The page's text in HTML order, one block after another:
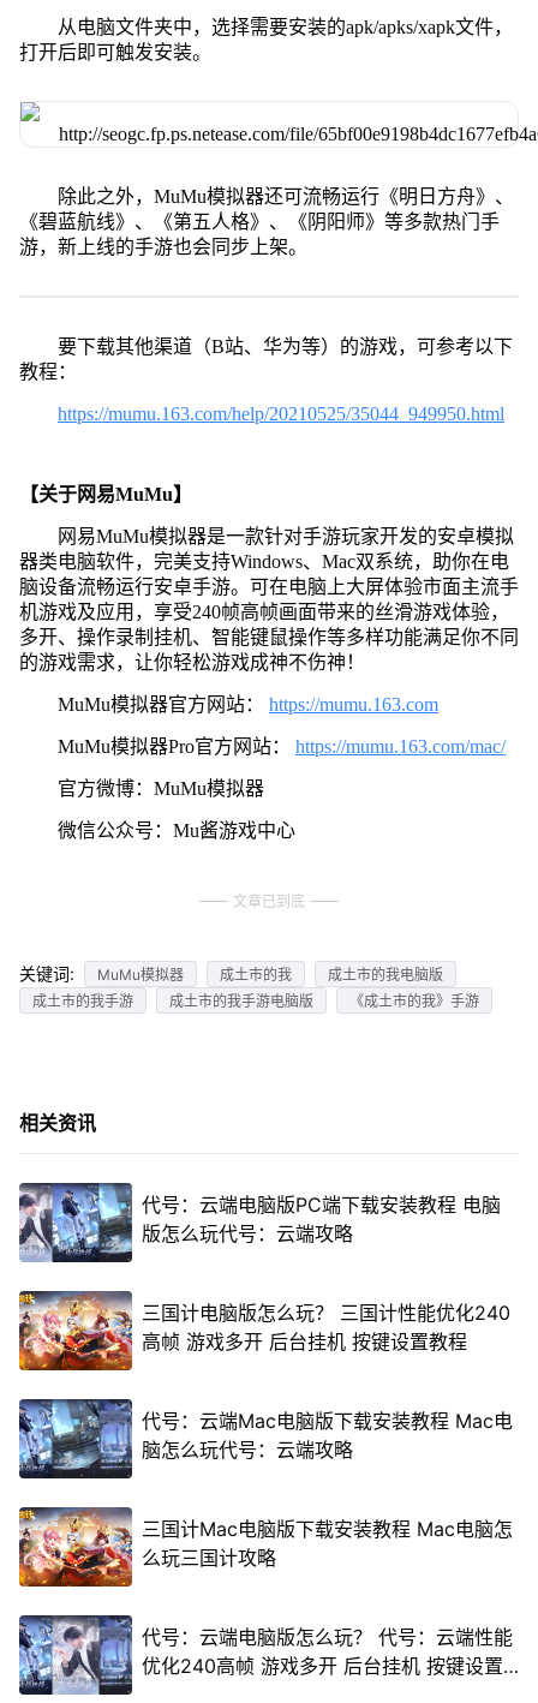
从电脑文件夹中，选择需要安装的apk/apks/xapk文件，
打开后即可触发安装。
除此之外，MuMu模拟器还可流畅运行《明日方舟》、
《碧蓝航线》、《第五人格》、《阴阳师》等多款热门手
游，新上线的手游也会同步上架。
要下载其他渠道（B站、华为等）的游戏，可参考以下
教程：
https://mumu.163.com/help/20210525/35044_949950.html
【关于网易MuMu】
网易MuMu模拟器是一款针对手游玩家开发的安卓模拟
器类电脑软件，完美支持Windows、Mac双系统，助你在电
脑设备流畅运行安卓手游。可在电脑上大屏体验市面主流手
机游戏及应用，享受240帧高帧画面带来的丝滑游戏体验，
多开、操作录制挂机、智能键鼠操作等多样功能满足你不同
的游戏需求，让你轻松游戏成神不伤神！
MuMu模拟器官方网站： https://mumu.163.com
MuMu模拟器Pro官方网站： https://mumu.163.com/mac/
官方微博：MuMu模拟器
微信公众号：Mu酱游戏中心
文章已到底
关键词: MuMu模拟器 成土市的我
成土市的我电脑版
成土市的我手游
成土市的我手游电脑版 《成土市的我》手游
相关资讯
代号：云端电脑版PC端下载安装教程 电脑
版怎么玩代号：云端攻略
三国计电脑版怎么玩？ 三国计性能优化240
高帧 游戏多开 后台挂机 按键设置教程
代号：云端Mac电脑版下载安装教程 Mac电
脑怎么玩代号：云端攻略
三国计Mac电脑版下载安装教程 Mac电脑怎
么玩三国计攻略
代号：云端电脑版怎么玩？ 代号：云端性能
优化240高帧 游戏多开 后台挂机 按键设置